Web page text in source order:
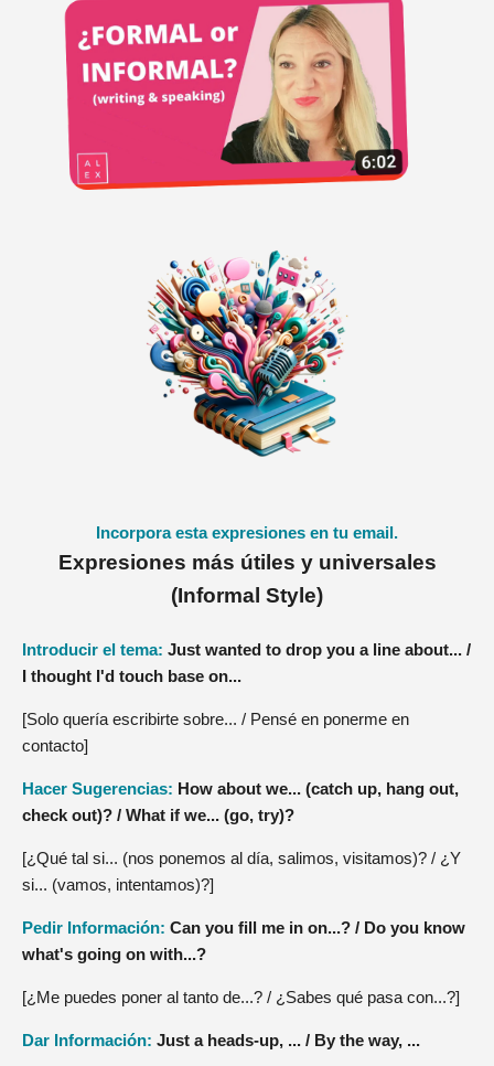
Incorpora esta expresiones en tu email.
Expresiones más útiles y universales
(Informal Style)
Introducir el tema: Just wanted to drop you a line about... /
I thought I'd touch base on...
[Solo quería escribirte sobre... / Pensé en ponerme en
contacto]
Hacer Sugerencias: How about we... (catch up, hang out,
check out)? / What if we... (go, try)?
[¿Qué tal si... (nos ponemos al día, salimos, visitamos)? / ¿Y
si... (vamos, intentamos)?]
Pedir Información: Can you fill me in on...? / Do you know
what's going on with...?
[¿Me puedes poner al tanto de...? / ¿Sabes qué pasa con...?]
Dar Información: Just a heads-up, ... / By the way, ...